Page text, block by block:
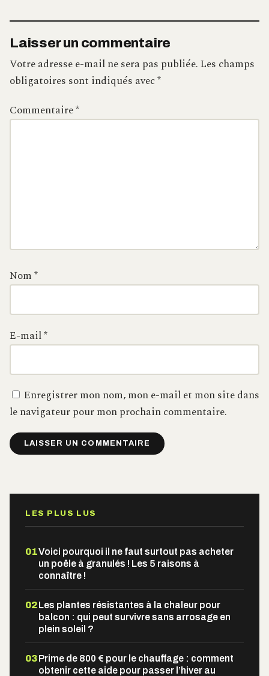
Laisser un commentaire
Votre adresse e-mail ne sera pas publiée.Les champs
obligatoires sont indiqués avec*
Commentaire*
Nom*
E-mail*
Enregistrer mon nom, mon e-mail et mon site dans
le navigateur pour mon prochain commentaire.
LES PLUS LUS
01Voici pourquoi il ne faut surtout pas acheter
un poêle à granulés ! Les 5 raisons à
connaître !
02Les plantes résistantes à la chaleur pour
balcon : qui peut survivre sans arrosage en
plein soleil ?
03Prime de 800 € pour le chauffage : comment
obtenir cette aide pour passer l’hiver au